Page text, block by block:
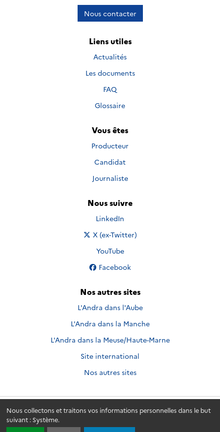
Nous collectons et traitons vos informations personnelles dans le but
suivant : Système.
Nous contacter
Liens utiles
Actualités
Les documents
FAQ
Glossaire
Vous êtes
Producteur
Candidat
Journaliste
Nous suivre
Nous suivre sur
LinkedIn
Nous suivre sur
X (ex-Twitter)
Nous suivre sur
YouTube
Nous suivre sur
Facebook
Nos autres sites
L'Andra dans l'Aube
L'Andra dans la Manche
L'Andra dans la Meuse/Haute-Marne
Site international
Nos autres sites
Andra.fr © 2026 - Andra. Tous droits réservés.